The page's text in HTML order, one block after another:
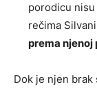
porodicu
rečima
prema njenoj
Dok je njen brak